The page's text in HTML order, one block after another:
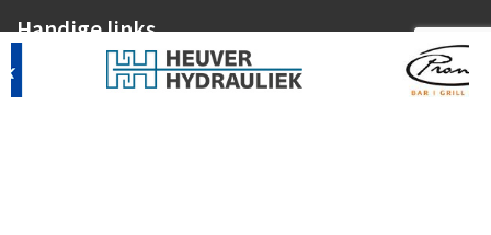
Handige links
Competitiezaken